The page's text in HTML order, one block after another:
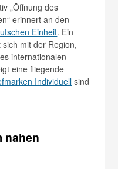
„Öffnung des
erinnert an den
Einheit. Ein
mit der Region,
internationalen
eine fliegende
Individuellsind
nahen